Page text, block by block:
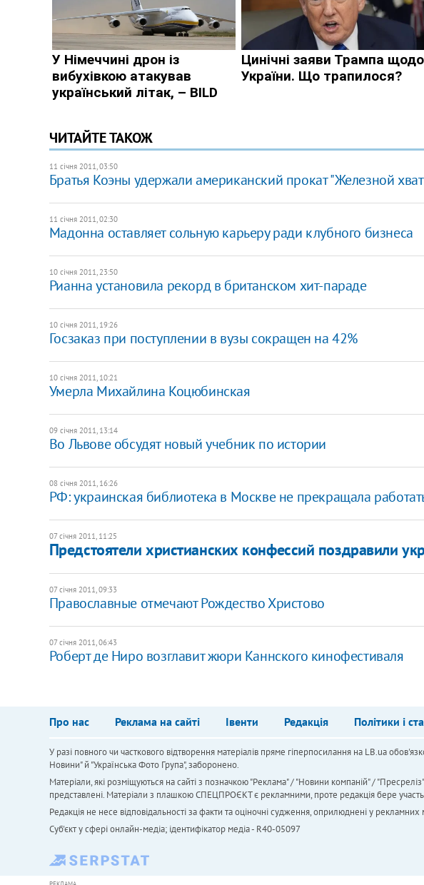
ЧИТАЙТЕ ТАКОЖ
11 січня 2011, 03:50
Братья Коэны удержали американский прокат "Железной
11 січня 2011, 02:30
Мадонна оставляет сольную карьеру ради клубного бизнеса
10 січня 2011, 23:50
Рианна установила рекорд в британском хит-параде
10 січня 2011, 19:26
Госзаказ при поступлении в вузы сокращен на 42%
10 січня 2011, 10:21
Умерла Михайлина Коцюбинская
09 січня 2011, 13:14
Во Львове обсудят новый учебник по истории
08 січня 2011, 16:26
РФ: украинская библиотека в Москве не прекращала
07 січня 2011, 11:25
Предстоятели христианских конфессий поздравили
07 січня 2011, 09:33
Православные отмечают Рождество Христово
07 січня 2011, 06:43
Роберт де Ниро возглавит жюри Каннского кинофестиваля
Про нас Реклама на сайті Івенти Редакція Політики і
У разі повного чи часткового відтворення матеріалів пряме гіперпосилання на LB.ua
Новини" й "Українська Фото Група", заборонено.
Матеріали, які розміщуються на сайті з позначкою "Реклама" / "Новини компаній" /
представлені. Матеріали з плашкою СПЕЦПРОЄКТ є рекламними, проте редакція бере участь
Редакція не несе відповідальності за факти та оціночні судження, оприлюднені у
Cуб'єкт у сфері онлайн-медіа; ідентифікатор медіа - R40-05097